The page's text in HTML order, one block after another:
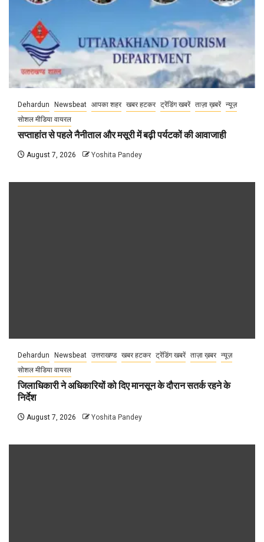
Dehardun Newsbeat आपका शहर खबर हटकर ट्रेंडिंग खबरें ताज़ा ख़बरें न्यूज़
सोशल मीडिया वायरल
सप्ताहांत से पहले नैनीताल और मसूरी में बढ़ी पर्यटकों की आवाजाही
August 7, 2026 Yoshita Pandey
Dehardun Newsbeat उत्तराखण्ड खबर हटकर ट्रेंडिंग खबरें ताज़ा ख़बर न्यूज़
सोशल मीडिया वायरल
जिलाधिकारी ने अधिकारियों को दिए मानसून के दौरान सतर्क रहने के
निर्देश
August 7, 2026 Yoshita Pandey